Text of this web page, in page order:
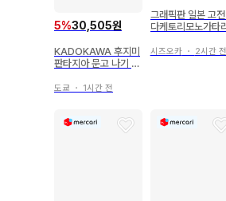
5%30,505원
KADOKAWA 후지미
판타지아 문고 나기 에
는 나를 너무 좋아하는
도쿄 ・ 1시간 전
그래픽판 일본 고
다케토리모노가타
이분카샤 케이스 포
시즈오카・ 2시간 전